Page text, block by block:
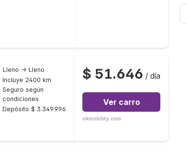
Lleno → Lleno
Incluye 2400 km
Seguro según
condiciones
Depósito $ 3.349.996
$ 51.646 / día
Ver carro
okmobility.com